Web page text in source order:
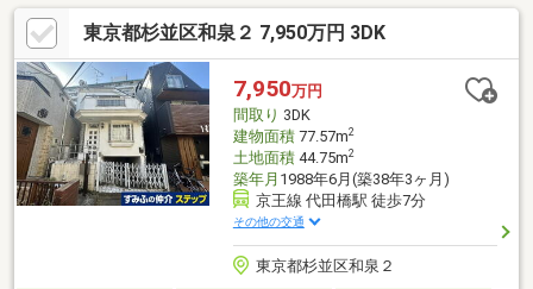
建物面積 58.2m2◇道路間口約4.0ｍ◇2階に配置された約13.9畳
のLDKは、2面採光で明るく、開放的な広がりを感じさせます 。
◇幅2 250mmの大型システムキッチンを採用、料理が楽しくなる
広々とした作業スペースがあります。※現況、空室いつでもご内
覧が可能です。お気軽にお申し付けください。
東京都杉並区和泉２ 7,950万円 3DK
7,950万円
間取り 3DK
建物面積77.57m2
土地面積44.75m2
築年月 1988年6月(築38年3ヶ月)
京王線 代田橋駅 徒歩7分
その他の交通
東京都杉並区和泉２